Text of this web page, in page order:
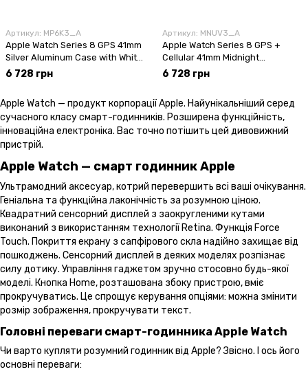
Артикул: MP6K3_А
Apple Watch Series 8 GPS 41mm
Silver Aluminum Case with White
S. Band (MP6K3, MP6L3)
6 728 грн
Артикул: MNUV3_А
Apple Watch Series 8 GPS +
Cellular 41mm Midnight
Aluminum Case w. Midnight S.
Band S/M (MNUV3)
6 728 грн
Apple Watch — продукт корпорації Apple. Найунікальніший серед
сучасного класу смарт-годинників. Розширена функційність,
інноваційна електроніка. Вас точно потішить цей дивовижний
пристрій.
Apple Watch — смарт годинник Apple
Ультрамодний аксесуар, котрий перевершить всі ваші очікування.
Геніальна та функційна лаконічність за розумною ціною.
Квадратний сенсорний дисплей з заокругленими кутами
виконаний з використанням технології Retina. Функція Force
Touch. Покриття екрану з сапфірового скла надійно захищає від
пошкоджень. Сенсорний дисплей в деяких моделях розпізнає
силу дотику. Управління гаджетом зручно стосовно будь-якої
моделі. Кнопка Home, розташована збоку пристрою, вміє
прокручуватись. Це спрощує керування опціями: можна змінити
розмір зображення, прокручувати текст.
Головні переваги смарт-годинника Apple Watch
Чи варто купляти розумний годинник від Apple? Звісно. І ось його
основні переваги: